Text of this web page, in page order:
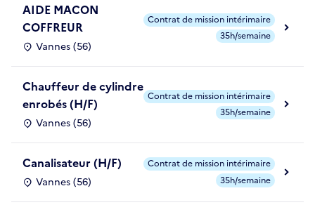
AIDE MACON
COFFREUR
Vannes (56)
Contrat de mission intérimaire
35h/semaine
Chauffeur de cylindre
enrobés (H/F)
Vannes (56)
Contrat de mission intérimaire
35h/semaine
Canalisateur (H/F)
Vannes (56)
Contrat de mission intérimaire
35h/semaine